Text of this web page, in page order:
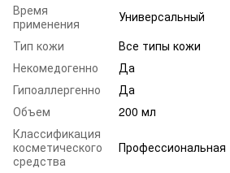
Время
применения
Универсальный
Тип кожи
Все типы кожи
Некомедогенно
Да
Гипоаллергенно
Да
Объем
200 мл
Классификация
косметического
средства
Профессиональная